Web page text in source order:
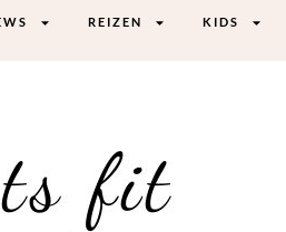
REIZEN KIDS
fit